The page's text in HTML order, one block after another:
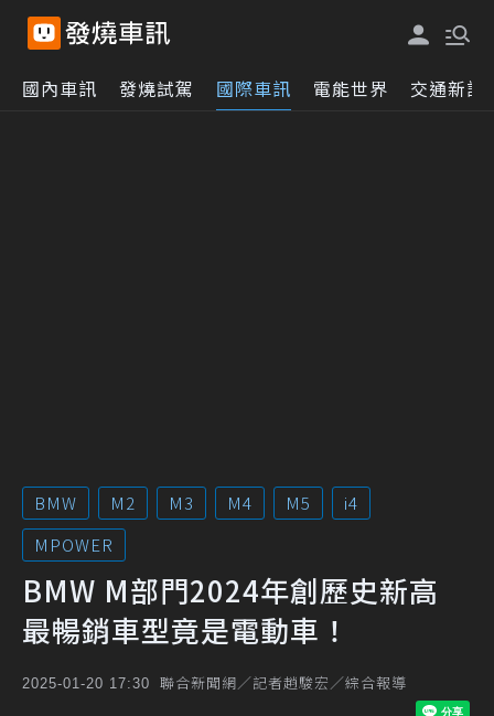
國內車訊 發燒試駕 國際車訊 電能世界 交通新訊
BMW M2 M3 M4 M5
i4
MPOWER
BMW M部門2024年創歷史新高
最暢銷車型竟是電動車！
2025-01-20 17:30 聯合新聞網／記者趙駿宏／綜合報導